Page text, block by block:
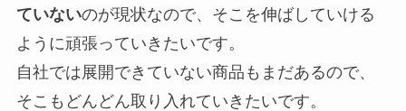
ていないのが現状なので、そこを伸ばしていける
ように頑張っていきたいです。
自社では展開できていない商品もまだあるので、
そこもどんどん取り入れていきたいです。